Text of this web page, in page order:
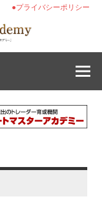
●プライバシーポリシー